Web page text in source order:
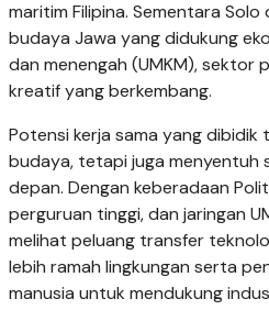
maritim Filipina. Sementara
budaya Jawa yang didukung
dan menengah (UMKM), sektor
kreatif yang berkembang.
Potensi kerja sama yang dibidik
budaya, tetapi juga menyentuh
depan. Dengan keberadaan
perguruan tinggi, dan jaringan
melihat peluang transfer
lebih ramah lingkungan serta
manusia untuk mendukung